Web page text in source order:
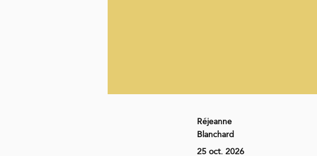
Réjeanne
Blanchard
25 oct. 2026